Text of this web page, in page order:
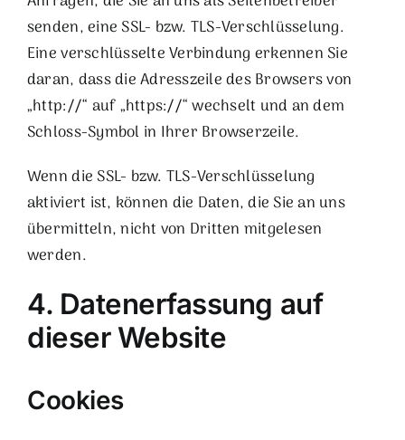
senden, eine SSL- bzw. TLS-Verschlüsselung.
Eine verschlüsselte Verbindung erkennen Sie
daran, dass die Adresszeile des Browsers von
„http://“ auf „https://“ wechselt und an dem
Schloss-Symbol in Ihrer Browserzeile.
Wenn die SSL- bzw. TLS-Verschlüsselung
aktiviert ist, können die Daten, die Sie an uns
übermitteln, nicht von Dritten mitgelesen
werden.
4. Datenerfassung auf
dieser Website
Cookies